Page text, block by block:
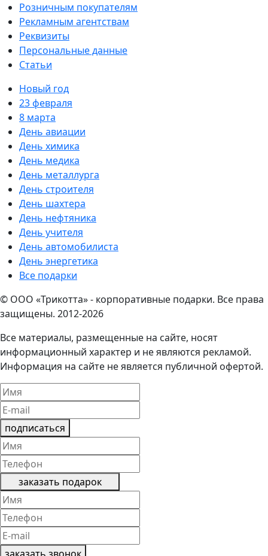
Розничным покупателям
Рекламным агентствам
Реквизиты
Персональные данные
Статьи
Новый год
23 февраля
8 марта
День авиации
День химика
День медика
День металлурга
День строителя
День шахтера
День нефтяника
День учителя
День автомобилиста
День энергетика
Все подарки
© ООО «Трикотта» - корпоративные подарки. Все права
защищены. 2012-2026
Все материалы, размещенные на сайте, носят
информационный характер и не являются рекламой.
Информация на сайте не является публичной офертой.
подписаться
заказать подарок